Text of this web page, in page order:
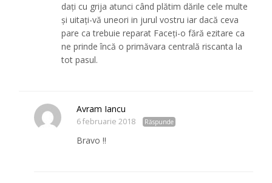
dați cu grija atunci când plătim dările cele multe
și uitați-vă uneori in jurul vostru iar dacă ceva
pare ca trebuie reparat Faceți-o fără ezitare ca
ne prinde încă o primăvara centrală riscanta la
tot pasul.
Avram Iancu
6 februarie 2018 Răspunde
Bravo !!